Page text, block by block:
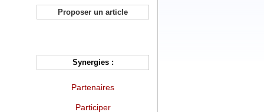
Proposer un article
Synergies :
Partenaires
Participer